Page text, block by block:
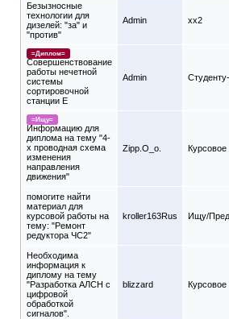
Безызносные
технологии для
дизелей: "за" и
"против"
Admin xx2
=Диплом=
Совершенствование
работы нечетной
системы
сортировочной
станции Е
Admin
=Ищу=
Информацию для
диплома на тему "4-
х проводная схема
изменения
направления
движения"
Zipp.O_o. Курсовое
помогите найти
материал для
курсовой работы на
тему: "Ремонт
редуктора ЧС2"
kroller163Rus Ищу/
Необходима
информация к
диплому на тему
"Разработка АЛСН с
цифровой
обработкой
сигналов".
blizzard Курсовое